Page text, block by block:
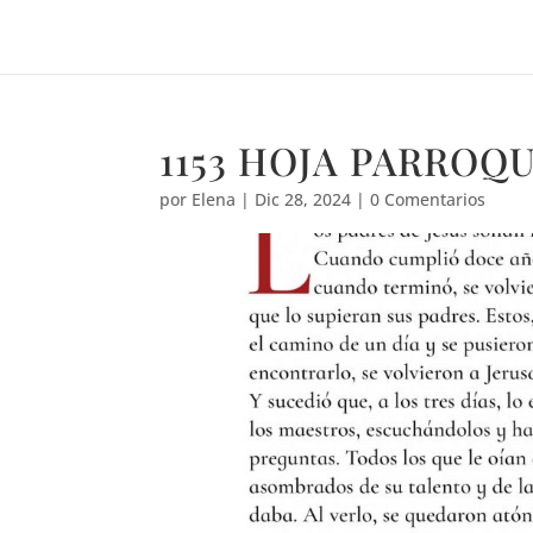
1153 HOJA
por Elena | Dic 28, 2024 |0 Comentarios